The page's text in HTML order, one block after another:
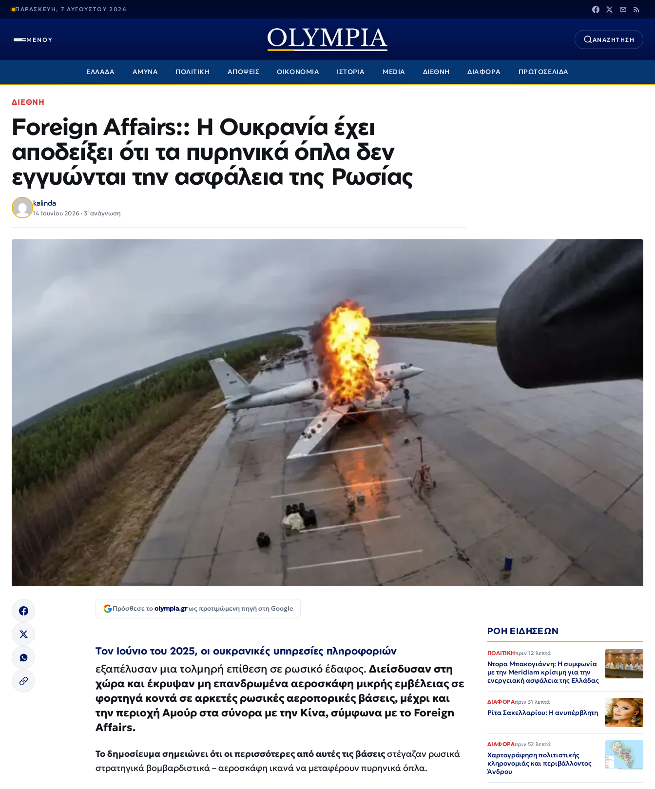
ΠΑΡΑΣΚΕΥΗ, 7 ΑΥΓΟΥΣΤΟΥ 2026
ΜΕΝΟΥ ΑΝΑΖΗΤΗΣΗ
ΕΛΛΑΔΑ ΑΜΥΝΑ ΠΟΛΙΤΙΚΗ ΑΠΟΨΕΙΣ ΟΙΚΟΝΟΜΙΑ ΙΣΤΟΡΙΑ MEDIA ΔΙΕΘΝΗ ΔΙΑΦΟΡΑ ΠΡΩΤΟΣΕΛΙΔΑ
ΔΙΕΘΝΗ
Foreign Affairs:: Η Ουκρανία έχει
αποδείξει ότι τα πυρηνικά όπλα δεν
εγγυώνται την ασφάλεια της Ρωσίας
kalinda
14 Ιουνίου 2026 · 3΄ ανάγνωση
Πρόσθεσε τοolympia.grως προτιμώμενη πηγή στη Google
Τον Ιούνιο του 2025, οι ουκρανικές υπηρεσίες πληροφοριών
εξαπέλυσαν μια τολμηρή επίθεση σε ρωσικό έδαφος. Διείσδυσαν στη
χώρα και έκρυψαν μη επανδρωμένα αεροσκάφη μικρής εμβέλειας σε
φορτηγά κοντά σε αρκετές ρωσικές αεροπορικές βάσεις, μέχρι και
την περιοχή Αμούρ στα σύνορα με την Κίνα, σύμφωνα με το Foreign
Affairs.
Το δημοσίευμα σημειώνει ότι οι περισσότερες από αυτές τις βάσειςστέγαζαν ρωσικά
στρατηγικά βομβαρδιστικά – αεροσκάφη ικανά να μεταφέρουν πυρηνικά όπλα.
ΡΟΗ ΕΙΔΗΣΕΩΝ
ΠΟΛΙΤΙΚΗπριν 12 λεπτά
Ντορα Μπακογιάννη: Η συμφωνία
με την Meridiam κρίσιμη για την
ενεργειακή ασφάλεια της Ελλάδας
ΔΙΑΦΟΡΑπριν 31 λεπτά
Ρίτα Σακελλαρίου: Η ανυπέρβλητη
ΔΙΑΦΟΡΑπριν 52 λεπτά
Χαρτογράφηση πολιτιστικής
κληρονομιάς και περιβάλλοντος
Άνδρου